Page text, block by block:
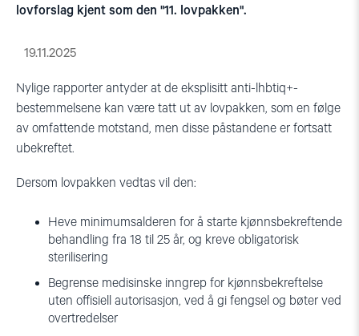
lovforslag kjent som den "11. lovpakken".
19.11.2025
Nylige rapporter antyder at de eksplisitt anti-lhbtiq+-
bestemmelsene kan være tatt ut av lovpakken, som en følge
av omfattende motstand, men disse påstandene er fortsatt
ubekreftet.
Dersom lovpakken vedtas vil den:
Heve minimumsalderen for å starte kjønnsbekreftende
behandling fra 18 til 25 år, og kreve obligatorisk
sterilisering
Begrense medisinske inngrep for kjønnsbekreftelse
uten offisiell autorisasjon, ved å gi fengsel og bøter ved
overtredelser